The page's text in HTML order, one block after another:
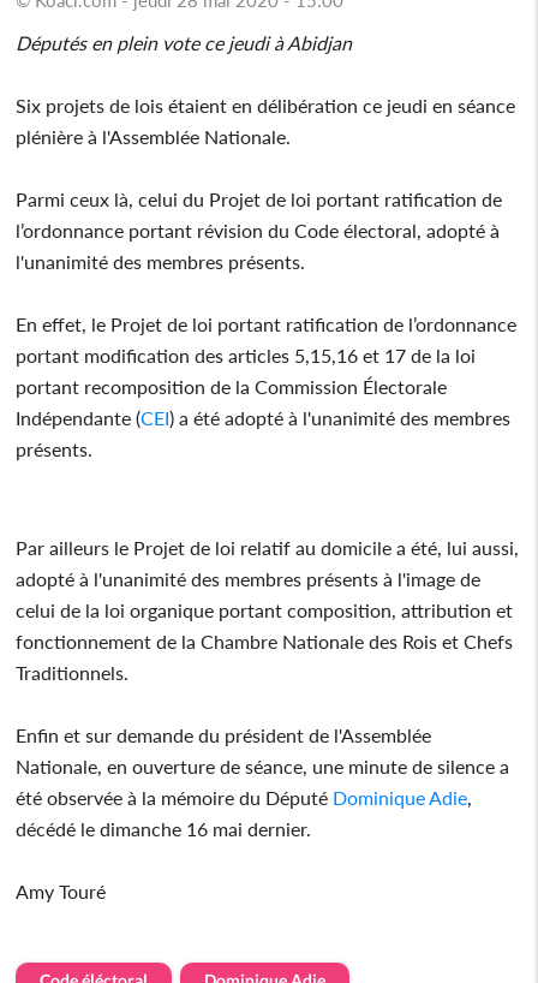
Députés en plein vote ce jeudi à Abidjan
Six projets de lois étaient en délibération ce jeudi en séance
plénière à l'Assemblée Nationale.
Parmi ceux là, celui du Projet de loi portant ratification de
l’ordonnance portant révision du Code électoral, adopté à
l'unanimité des membres présents.
En effet, le Projet de loi portant ratification de l’ordonnance
portant modification des articles 5,15,16 et 17 de la loi
portant recomposition de la Commission Électorale
Indépendante (CEI) a été adopté à l'unanimité des membres
présents.
Par ailleurs le Projet de loi relatif au domicile a été, lui aussi,
adopté à l'unanimité des membres présents à l'image de
celui de la loi organique portant composition, attribution et
fonctionnement de la Chambre Nationale des Rois et Chefs
Traditionnels.
Enfin et sur demande du président de l'Assemblée
Nationale, en ouverture de séance, une minute de silence a
été observée à la mémoire du Député Dominique Adie
décédé le dimanche 16 mai dernier.
Amy Touré